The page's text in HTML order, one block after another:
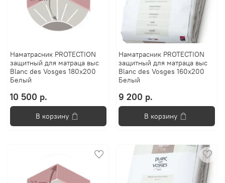
Наматрасник PROTECTION
защитный для матраца выс
Blanc des Vosges 180x200
Белый
10 500 р.
В корзину
Наматрасник PROTECTION
защитный для матраца выс
Blanc des Vosges 160x200
Белый
9 200 р.
В корзину